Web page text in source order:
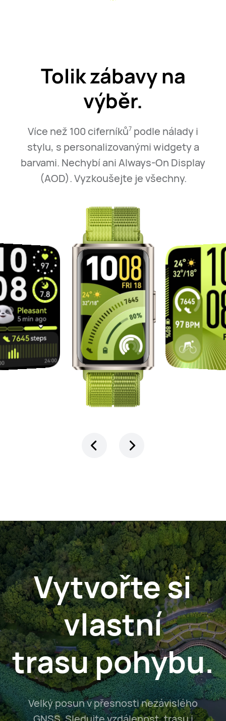
Tolik zábavy na
výběr.
Více než 100 ciferníků7 podle nálady i
stylu, s personalizovanými widgety a
barvami. Nechybí ani Always-On Display
(AOD). Vyzkoušejte je všechny.
Vytvořte si
vlastní
trasu pohybu.
Velký posun v přesnosti nezávislého